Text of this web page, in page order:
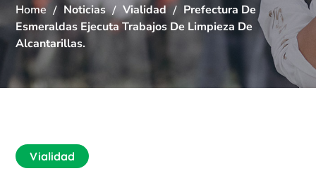
Home Noticias Vialidad
Prefectura De
Esmeraldas Ejecuta Trabajos De Limpieza De
Alcantarillas.
Vialidad